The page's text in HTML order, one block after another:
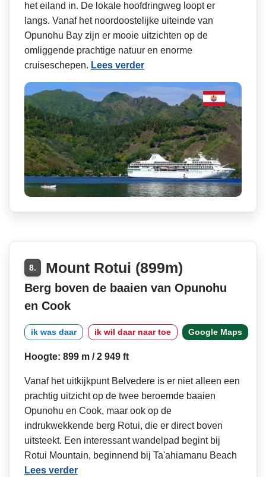
het eiland in. De lokale hoofdringweg loopt er
langs. Vanaf het noordoostelijke uiteinde van
Opunohu Bay zijn er mooie uitzichten op de
omliggende prachtige natuur en enorme
cruiseschepen. Lees verder
8. Mount Rotui (899m)
Berg boven de baaien van Opunohu
en Cook
ik was daar ik wil daar naar toe Google Maps
Hoogte: 899 m / 2 949 ft
Vanaf het uitkijkpunt Belvedere is er niet alleen een
prachtig uitzicht op de twee beroemde baaien
Opunohu en Cook, maar ook op de
indrukwekkende berg Rotui, die er direct boven
uitsteekt. Een interessant wandelpad begint bij
Rotui Mountain, beginnend bij Ta'ahiamanu Beach
Lees verder